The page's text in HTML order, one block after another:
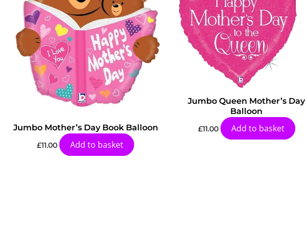
Jumbo Mother’s Day Book Balloon
£11.00 Add to basket
Jumbo Queen Mother’s Day
Balloon
£11.00 Add to basket